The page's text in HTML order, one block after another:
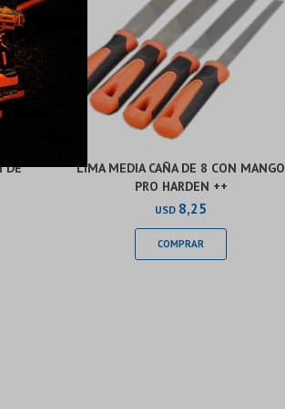
DE
LIMA MEDIA CAÑA DE 8 CON MANGO
PRO HARDEN ++
USD 8,25